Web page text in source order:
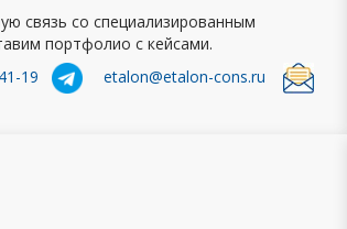
связь со специализированным
портфолио с кейсами.
19
etalon@etalon-cons.ru